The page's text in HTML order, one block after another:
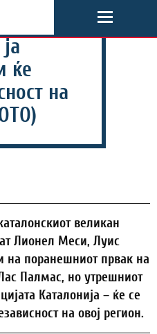
ќе
на
великан
Лионел Меси, Луис
на поранешниот првак на
Палмас, но утрешниот
Каталонија – ќе се
на овој регион.